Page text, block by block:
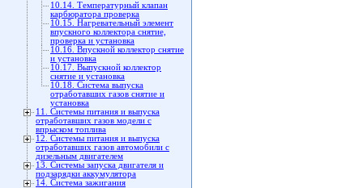
10.14. Температурный клапан
карбюратора проверка
10.15. Нагревательный элемент
впускного коллектора снятие,
проверка и установка
10.16. Впускной коллектор снятие
и установка
10.17. Выпускной коллектор
снятие и установка
10.18. Система выпуска
отработавших газов снятие и
установка
11. Системы питания и выпуска
отработавших газов модели с
впрыском топлива
12. Системы питания и выпуска
отработавших газов автомобили с
дизельным двигателем
13. Системы запуска двигателя и
подзарядки аккумулятора
14. Система зажигания